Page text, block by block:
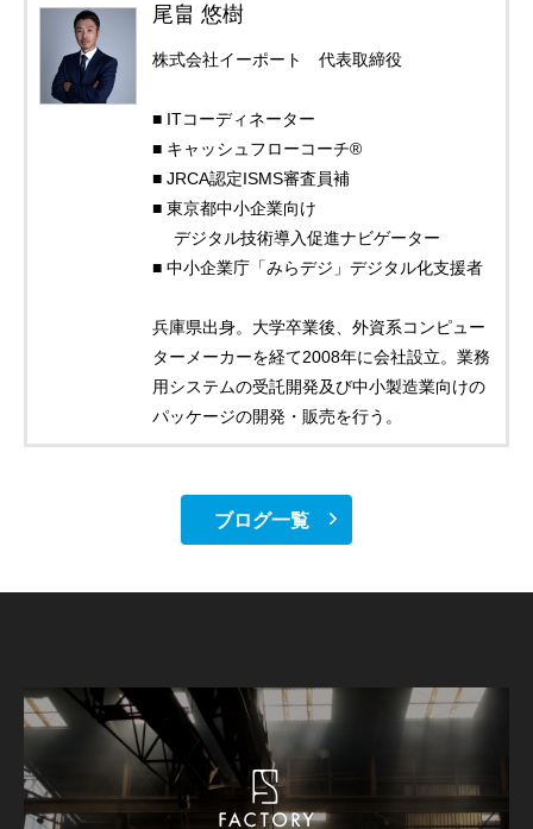
尾畠 悠樹
株式会社イーポート 代表取締役
■ ITコーディネーター
■ キャッシュフローコーチ®
■ JRCA認定ISMS審査員補
■ 東京都中小企業向け
デジタル技術導入促進ナビゲーター
■ 中小企業庁「みらデジ」デジタル化支援者
兵庫県出身。大学卒業後、外資系コンピュー
ターメーカーを経て2008年に会社設立。業務
用システムの受託開発及び中小製造業向けの
パッケージの開発・販売を行う。
ブログ一覧